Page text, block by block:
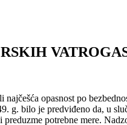
opasnost po
g. bilo je predviđeno da, u
preduzme potrebne mere.